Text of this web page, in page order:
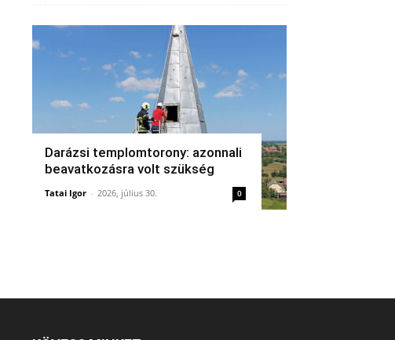
Darázsi templomtorony: azonnali
beavatkozásra volt szükség
Tatai Igor - 2026, július 30. 0